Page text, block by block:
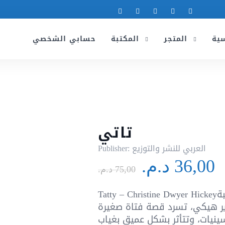
حسابي الشخصي
تاتي
Publisher: العربي للنشر والتوزيع
75,00 د.م. Le
prix
initial
était :
36,00 د.م.
Tatty – Christine Dwyer Hickeyتاتي هي رواية للكاتبة
هيكي، تسرد قصة فتاة صغيرة
وتتأثر بشكل عميق بغياب